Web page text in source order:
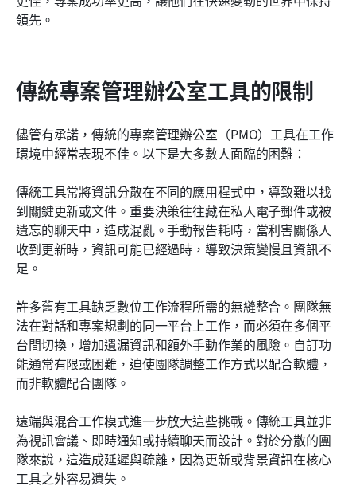
領先。
傳統專案管理辦公室工具的限制
儘管有承諾，傳統的專案管理辦公室（PMO）工具在工作
環境中經常表現不佳。以下是大多數人面臨的困難：
傳統工具常將資訊分散在不同的應用程式中，導致難以找
到關鍵更新或文件。重要決策往往藏在私人電子郵件或被
遺忘的聊天中，造成混亂。手動報告耗時，當利害關係人
收到更新時，資訊可能已經過時，導致決策變慢且資訊不
足。
許多舊有工具缺乏數位工作流程所需的無縫整合。團隊無
法在對話和專案規劃的同一平台上工作，而必須在多個平
台間切換，增加遺漏資訊和額外手動作業的風險。自訂功
能通常有限或困難，迫使團隊調整工作方式以配合軟體，
而非軟體配合團隊。
遠端與混合工作模式進一步放大這些挑戰。傳統工具並非
為視訊會議、即時通知或持續聊天而設計。對於分散的團
隊來說，這造成延遲與疏離，因為更新或背景資訊在核心
工具之外容易遺失。